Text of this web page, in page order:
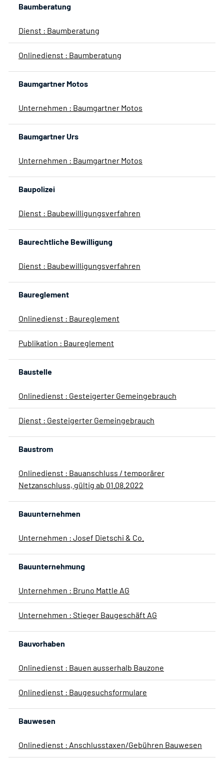
Baumberatung
Dienst : Baumberatung
Onlinedienst : Baumberatung
Baumgartner Motos
Unternehmen : Baumgartner Motos
Baumgartner Urs
Unternehmen : Baumgartner Motos
Baupolizei
Dienst : Baubewilligungsverfahren
Baurechtliche Bewilligung
Dienst : Baubewilligungsverfahren
Baureglement
Onlinedienst : Baureglement
Publikation : Baureglement
Baustelle
Onlinedienst : Gesteigerter Gemeingebrauch
Dienst : Gesteigerter Gemeingebrauch
Baustrom
Onlinedienst : Bauanschluss / temporärer
Netzanschluss, gültig ab 01.08.2022
Bauunternehmen
Unternehmen : Josef Dietschi & Co.
Bauunternehmung
Unternehmen : Bruno Mattle AG
Unternehmen : Stieger Baugeschäft AG
Bauvorhaben
Onlinedienst : Bauen ausserhalb Bauzone
Onlinedienst : Baugesuchsformulare
Bauwesen
Onlinedienst : Anschlusstaxen/Gebühren Bauwesen